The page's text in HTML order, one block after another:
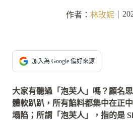
作者： 林玫妮
加入為 Google 偏好來源
大家有聽過「泡芙人」嗎？顧名
體軟趴趴，所有餡料都集中在正
塌陷；所謂「泡芙人」，指的是